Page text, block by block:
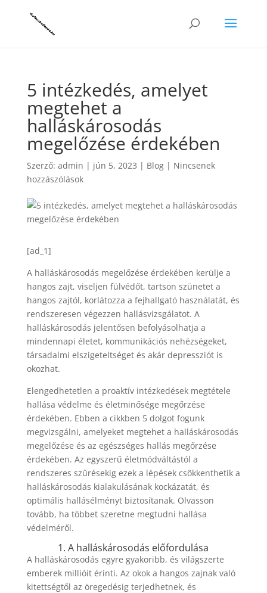
5 intézkedés, amelyet
megtehet a
halláskárosodás
megelőzése érdekében
Szerző: admin | jún 5, 2023 | Blog| Nincsenek
hozzászólások
[ad_1]
A halláskárosodás megelőzése érdekében kerülje a
hangos zajt, viseljen fülvédőt, tartson szünetet a
hangos zajtól, korlátozza a fejhallgató használatát, és
rendszeresen végezzen hallásvizsgálatot. A
halláskárosodás jelentősen befolyásolhatja a
mindennapi életet, kommunikációs nehézségeket,
társadalmi elszigeteltséget és akár depressziót is
okozhat.
Elengedhetetlen a proaktív intézkedések megtétele
hallása védelme és életminősége megőrzése
érdekében. Ebben a cikkben 5 dolgot fogunk
megvizsgálni, amelyeket megtehet a halláskárosodás
megelőzése és az egészséges hallás megőrzése
érdekében. Az egyszerű életmódváltástól a
rendszeres szűrésekig ezek a lépések csökkenthetik a
halláskárosodás kialakulásának kockázatát, és
optimális hallásélményt biztosítanak. Olvasson
tovább, ha többet szeretne megtudni hallása
védelméről.
1. A halláskárosodás előfordulása
A halláskárosodás egyre gyakoribb, és világszerte
emberek millióit érinti. Az okok a hangos zajnak való
kitettségtől az öregedésig terjedhetnek, és